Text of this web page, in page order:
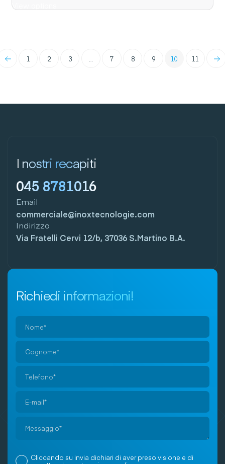
View options
← 1 2 3 7 8 9 10 11 →
I nostri recapiti
045 8781016
Email
commerciale@inoxtecnologie.com
Indirizzo
Via Fratelli Cervi 12/b, 37036 S.Martino B.A.
Richiedi informazioni!
prega
vuoto
questoCliccando su invia dichiari di aver preso visione e di